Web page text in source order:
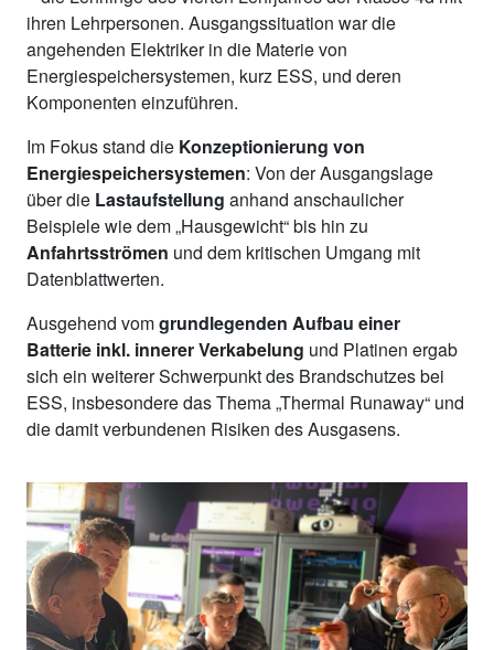
ihren Lehrpersonen. Ausgangssituation war die
angehenden Elektriker in die Materie von
Energiespeichersystemen, kurz ESS, und deren
Komponenten einzuführen.
Im Fokus stand die Konzeptionierung von
Energiespeichersystemen: Von der Ausgangslage
über die Lastaufstellung anhand anschaulicher
Beispiele wie dem „Hausgewicht“ bis hin zu
Anfahrtsströmen und dem kritischen Umgang mit
Datenblattwerten.
Ausgehend vomgrundlegenden Aufbau einer
Batterie inkl. innerer Verkabelung und Platinen ergab
sich ein weiterer Schwerpunkt des Brandschutzes bei
ESS, insbesondere das Thema „Thermal Runaway“ und
die damit verbundenen Risiken des Ausgasens.